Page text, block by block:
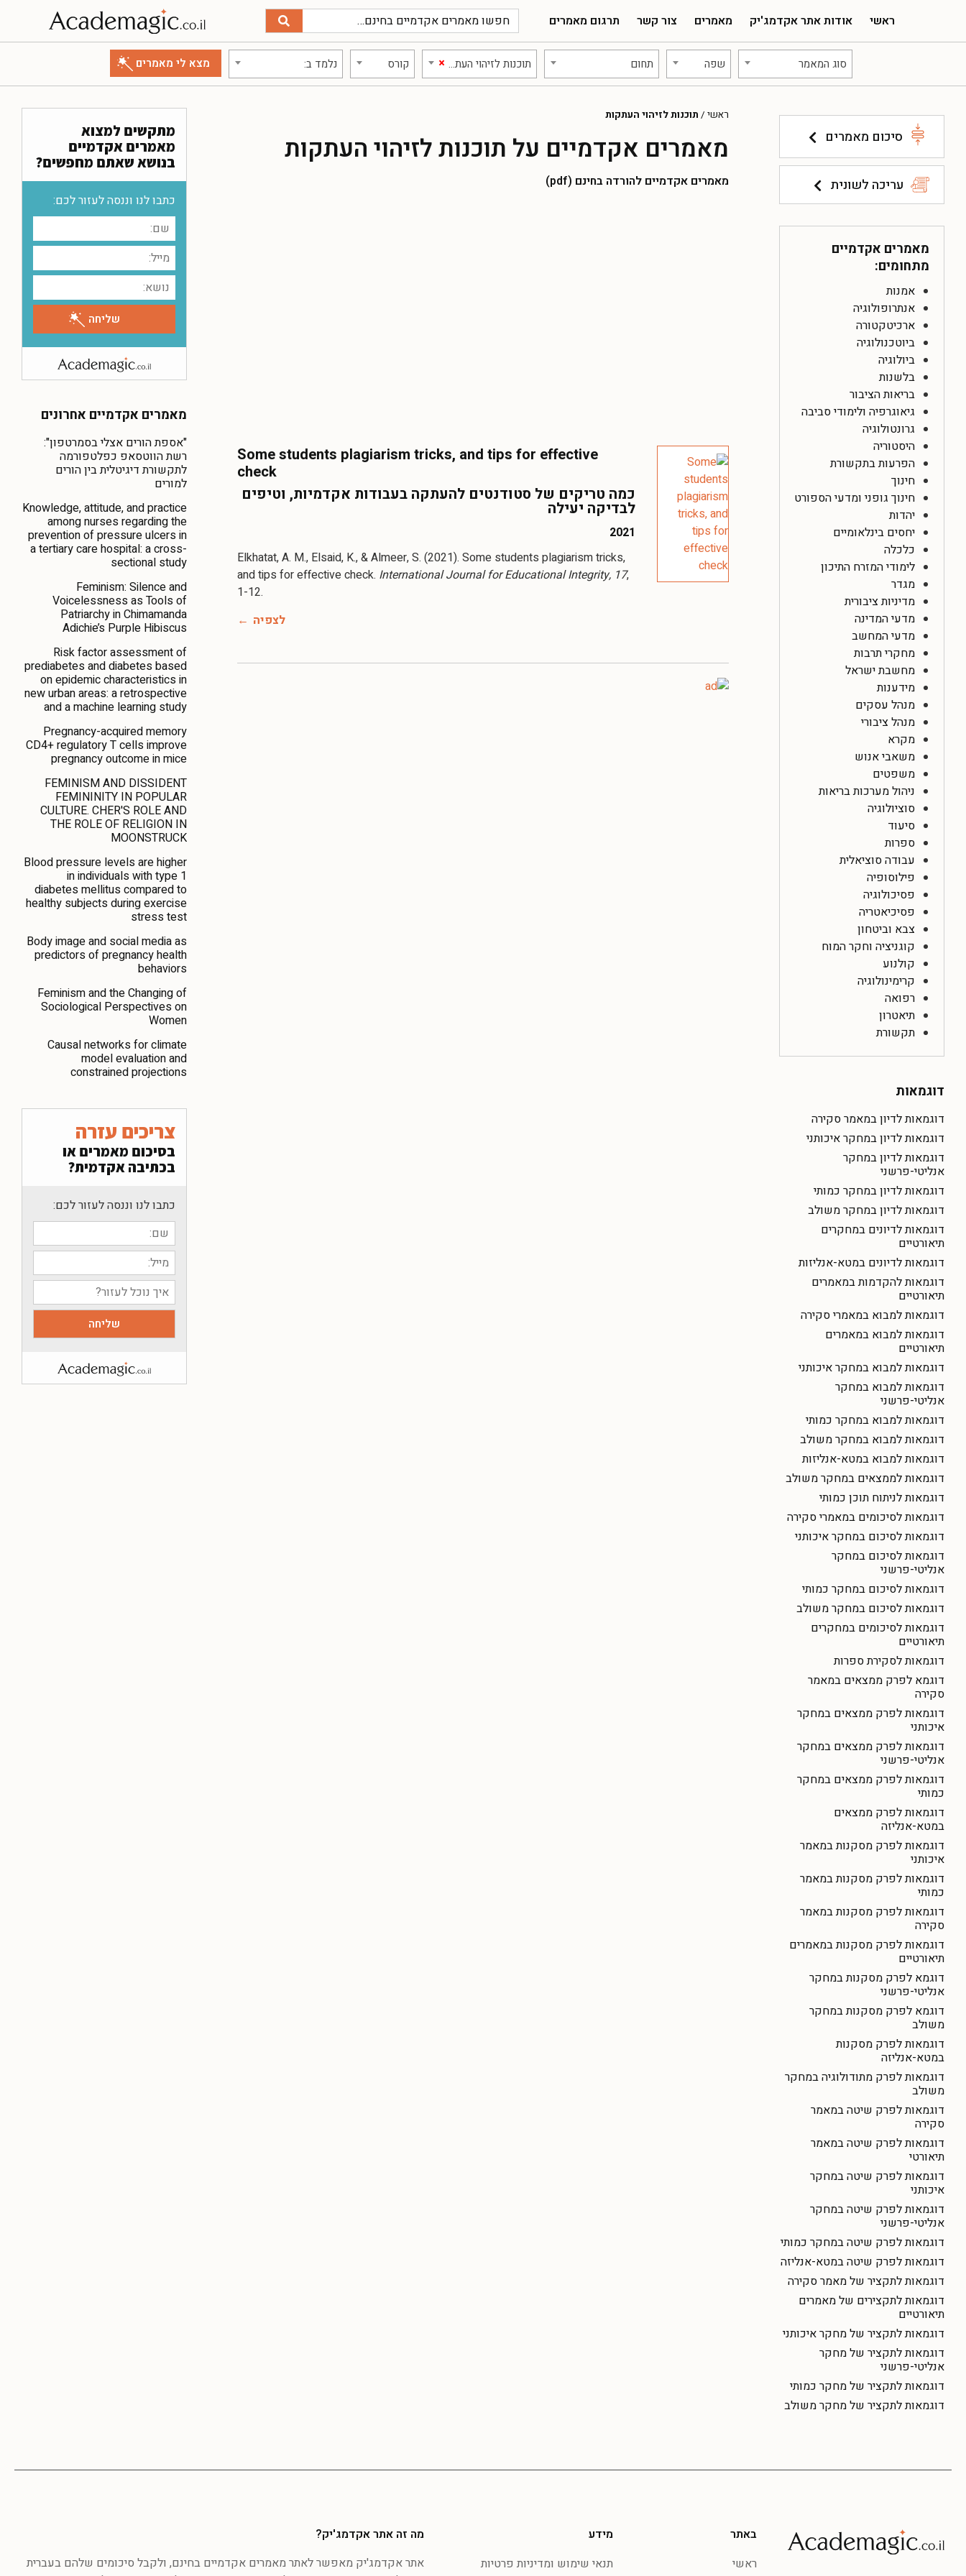
ראשי אודות אתר אקדמג'יק מאמרים צור קשר תרגום מאמרים
סוג המאמר שפה תחום × תוכנות לזיהוי העתקות קורס נלמד ב:
סיכום מאמרים
עריכה לשונית
מאמרים אקדמיים
מתחומים:
אמנות
אנתרופולוגיה
ארכיטקטורה
ביוטכנולוגיה
ביולוגיה
בלשנות
בריאות הציבור
גיאוגרפיה ולימודי סביבה
גרונטולוגיה
היסטוריה
הפרעות בתקשורת
חינוך
חינוך גופני ומדעי הספורט
יהדות
יחסים בינלאומיים
כלכלה
לימודי המזרח התיכון
מגדר
מדיניות ציבורית
מדעי המדינה
מדעי המחשב
מחקרי תרבות
מחשבת ישראל
מידענות
מנהל עסקים
מנהל ציבורי
מקרא
משאבי אנוש
משפטים
ניהול מערכות בריאות
סוציולוגיה
סיעוד
ספרות
עבודה סוציאלית
פילוסופיה
פסיכולוגיה
פסיכיאטריה
צבא וביטחון
קוגניציה וחקר המוח
קולנוע
קרימינולוגיה
רפואה
תיאטרון
תקשורת
דוגמאות
דוגמאות לדיון במאמר סקירה
דוגמאות לדיון במחקר איכותני
דוגמאות לדיון במחקר
אנליטי-פרשני
דוגמאות לדיון במחקר כמותי
דוגמאות לדיון במחקר משולב
דוגמאות לדיונים במחקרים
תיאורטיים
דוגמאות לדיונים במטא-אנליזות
דוגמאות להקדמות במאמרים
תיאורטיים
דוגמאות למבוא במאמרי סקירה
דוגמאות למבוא במאמרים
תיאורטיים
דוגמאות למבוא במחקר איכותני
דוגמאות למבוא במחקר
אנליטי-פרשני
דוגמאות למבוא במחקר כמותי
דוגמאות למבוא במחקר משולב
דוגמאות למבוא במטא-אנליזות
דוגמאות לממצאים במחקר משולב
דוגמאות לניתוח תוכן כמותי
דוגמאות לסיכומים במאמרי סקירה
דוגמאות לסיכום במחקר איכותני
דוגמאות לסיכום במחקר
אנליטי-פרשני
דוגמאות לסיכום במחקר כמותי
דוגמאות לסיכום במחקר משולב
דוגמאות לסיכומים במחקרים
תיאורטיים
דוגמאות לסקירת ספרות
דוגמא לפרק ממצאים במאמר
סקירה
דוגמאות לפרק ממצאים במחקר
איכותני
דוגמאות לפרק ממצאים במחקר
אנליטי-פרשני
דוגמאות לפרק ממצאים במחקר
כמותי
דוגמאות לפרק ממצאים
במטא-אנליזה
דוגמאות לפרק מסקנות במאמר
איכותני
דוגמאות לפרק מסקנות במאמר
כמותי
דוגמאות לפרק מסקנות במאמר
סקירה
דוגמאות לפרק מסקנות במאמרים
תיאורטיים
דוגמא לפרק מסקנות במחקר
אנליטי-פרשני
דוגמא לפרק מסקנות במחקר
משולב
דוגמאות לפרק מסקנות
במטא-אנליזה
דוגמאות לפרק מתודולוגיה במחקר
משולב
דוגמאות לפרק שיטה במאמר
סקירה
דוגמאות לפרק שיטה במאמר
תיאורטי
דוגמאות לפרק שיטה במחקר
איכותני
דוגמאות לפרק שיטה במחקר
אנליטי-פרשני
דוגמאות לפרק שיטה במחקר כמותי
דוגמאות לפרק שיטה במטא-אנליזה
דוגמאות לתקציר של מאמר סקירה
דוגמאות לתקצירים של מאמרים
תיאורטיים
דוגמאות לתקציר של מחקר איכותני
דוגמאות לתקציר של מחקר
אנליטי-פרשני
דוגמאות לתקציר של מחקר כמותי
דוגמאות לתקציר של מחקר משולב
ראשי / תוכנות לזיהוי העתקות
מאמרים אקדמיים על תוכנות לזיהוי העתקות
מאמרים אקדמיים להורדה בחינם (pdf)
Some students plagiarism tricks, and tips for effective
check
כמה טריקים של סטודנטים להעתקה בעבודות אקדמיות, וטיפים
לבדיקה יעילה
2021
Elkhatat, A. M., Elsaid, K., & Almeer, S. (2021). Some students plagiarism tricks,
and tips for effective check. International Journal for Educational Integrity, 17,
לצפיה
מתקשים למצוא
מאמרים אקדמיים
בנושא שאתם מחפשים?
כתבו לנו וננסה לעזור לכם:
מאמרים אקדמיים אחרונים
"אספת הורים אצלי בסמרטפון":
רשת הווטסאפ כפלטפורמה
לתקשורת דיגיטלית בין הורים
למורים
Knowledge, attitude, and practice
among nurses regarding the
prevention of pressure ulcers in
a tertiary care hospital: a cross-
sectional study
Feminism: Silence and
Voicelessness as Tools of
Patriarchy in Chimamanda
Adichie’s Purple Hibiscus
Risk factor assessment of
prediabetes and diabetes based
on epidemic characteristics in
new urban areas: a retrospective
and a machine learning study
Pregnancy-acquired memory
CD4+ regulatory T cells improve
pregnancy outcome in mice
FEMINISM AND DISSIDENT
FEMININITY IN POPULAR
CULTURE. CHER'S ROLE AND
THE ROLE OF RELIGION IN
MOONSTRUCK
Blood pressure levels are higher
in individuals with type 1
diabetes mellitus compared to
healthy subjects during exercise
stress test
Body image and social media as
predictors of pregnancy health
behaviors
Feminism and the Changing of
Sociological Perspectives on
Women
Causal networks for climate
model evaluation and
constrained projections
צריכים עזרה
בסיכום מאמרים או
בכתיבה אקדמית?
כתבו לנו וננסה לעזור לכם:
באתר
ראשי
מידע
תנאי שימוש ומדיניות פרטיות
מה זה אתר אקדמג'יק?
אתר אקדמג'יק מאפשר לאתר מאמרים אקדמיים בחינם, ולקבל סיכומים שלהם בעברית